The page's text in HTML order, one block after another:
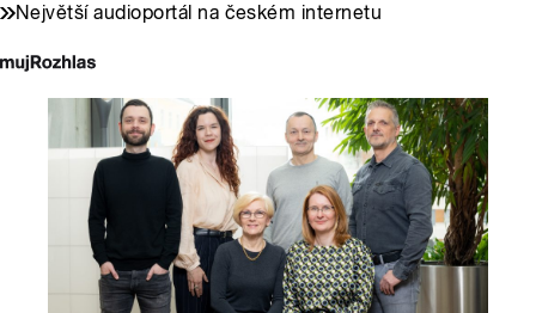
Největší audioportál na českém internetu